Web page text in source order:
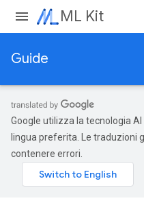
ML Kit
Guide
Google utilizza la tecnologia
lingua preferita. Le traduzioni
contenere errori.